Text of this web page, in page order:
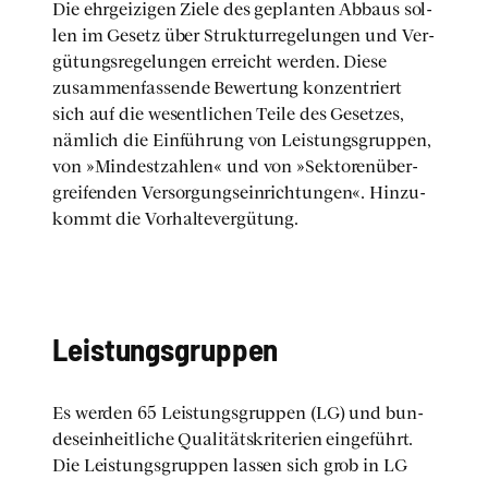
Die ehr­gei­zi­gen Zie­le des geplan­ten Abbaus sol­
len im Gesetz über Struk­tur­re­ge­lun­gen und Ver­
gü­tungs­re­ge­lun­gen erreicht wer­den. Die­se
zusam­men­fas­sen­de Bewer­tung kon­zen­triert
sich auf die wesent­li­chen Tei­le des Geset­zes,
näm­lich die Ein­füh­rung von Leis­tungs­grup­pen,
von »Min­dest­zah­len« und von »Sek­toren­über­
grei­fen­den Ver­sor­gungs­ein­rich­tun­gen«. Hin­zu­
kommt die Vor­hal­te­ver­gü­tung.
Leis­tungs­grup­pen
Es wer­den 65 Leis­tungs­grup­pen (LG) und bun­
des­ein­heit­li­che Qua­li­täts­kri­te­ri­en ein­ge­führt.
Die Leis­tungs­grup­pen las­sen sich grob in LG